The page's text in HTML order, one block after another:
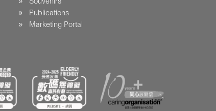
Publications
Marketing Portal